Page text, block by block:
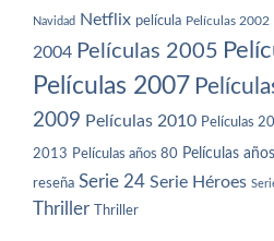
Navidad Netflix película Películas 2002
2004 Películas 2005
Películas 2007
2009 Películas 2010 Películas
2013 Películas años 80 Películas
reseña Serie 24 Serie Héroes
Thriller Thriller